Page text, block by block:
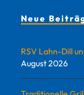
Neue
RSV Lahn-Dill
August 2026